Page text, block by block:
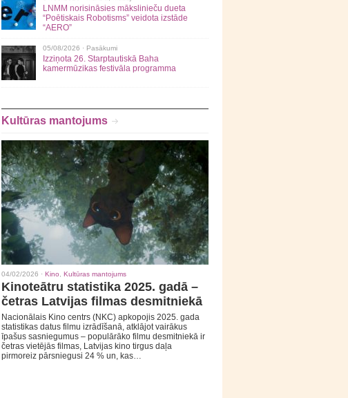
LNMM norisināsies mākslinieču dueta
“Poētiskais Robotisms” veidota izstāde
“AERO”
05/08/2026 · Pasākumi
Izziņota 26. Starptautiskā Baha
kamermūzikas festivāla programma
Kultūras mantojums
04/02/2026 · Kino Kultūras mantojums
Kinoteātru statistika 2025. gadā –
četras Latvijas filmas desmitniekā
Nacionālais Kino centrs (NKC) apkopojis 2025. gada
statistikas datus filmu izrādīšanā, atklājot vairākus
īpašus sasniegumus – populārāko filmu desmitniekā ir
četras vietējās filmas, Latvijas kino tirgus daļa
pirmoreiz pārsniegusi 24 % un, kas…